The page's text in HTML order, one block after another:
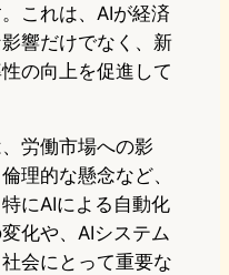
これは、AIが経済
響だけでなく、新
の向上を促進して
労働市場への影
理的な懸念など、
にAIによる自動化
化や、AIシステム
会にとって重要な